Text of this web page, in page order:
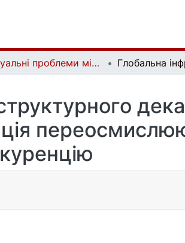
Актуальні проблеми міжнародних відносин. Вип. 165